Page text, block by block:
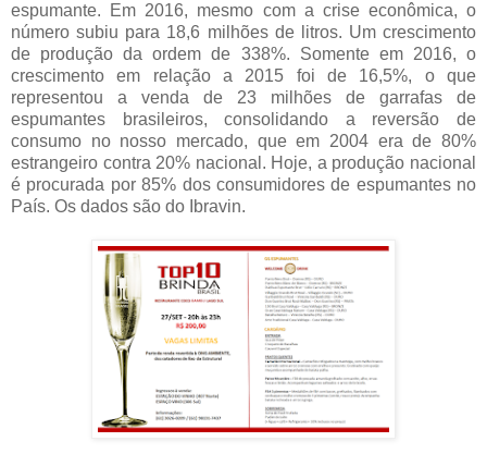
espumante. Em 2016, mesmo com a crise econômica, o
número subiu para 18,6 milhões de litros. Um crescimento
de produção da ordem de 338%. Somente em 2016, o
crescimento em relação a 2015 foi de 16,5%, o que
representou a venda de 23 milhões de garrafas de
espumantes brasileiros, consolidando a reversão de
consumo no nosso mercado, que em 2004 era de 80%
estrangeiro contra 20% nacional. Hoje, a produção nacional
é procurada por 85% dos consumidores de espumantes no
País. Os dados são do Ibravin.